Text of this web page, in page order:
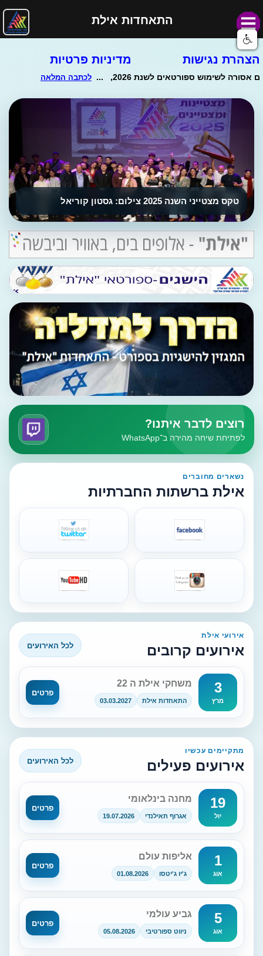
התאחדות אילת
הצהרת נגישות מדיניות פרטיות
טקס מצטייני השנה 2025 צילום: גסטון קוריאל
רוצים לדבר איתנו?
לפתיחת שיחה מהירה ב־WhatsApp
נשארים מחוברים
אילת ברשתות החברתיות
אירועי אילת
אירועים קרובים לכל האירועים
3
מרץ
משחקי אילת ה 22
התאחדות אילת 03.03.2027
פרטים
מתקיימים עכשיו
אירועים פעילים לכל האירועים
19
יול
מחנה בינלאומי
אגרוף תאילנדי 19.07.2026
פרטים
1
אוג
אליפות עולם
ג'יו ג'יטסו 01.08.2026
פרטים
5
אוג
גביע עולמי
ניווט ספורטיבי 05.08.2026
פרטים